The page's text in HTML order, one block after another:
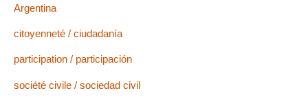
Argentina
citoyenneté / ciudadanía
participation / participación
société civile / sociedad civil